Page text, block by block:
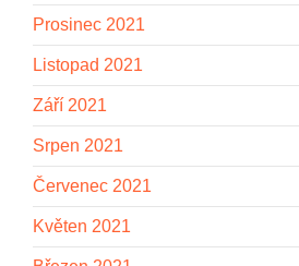
Prosinec 2021
Listopad 2021
Září 2021
Srpen 2021
Červenec 2021
Květen 2021